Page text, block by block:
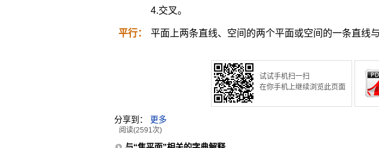
4.交叉。
平行： 平面上两条直线、空间的两个平面或空间的一条直线
试试手机扫一扫
在你手机上继续浏览此页面
分享到： 更多
阅读(2591次)